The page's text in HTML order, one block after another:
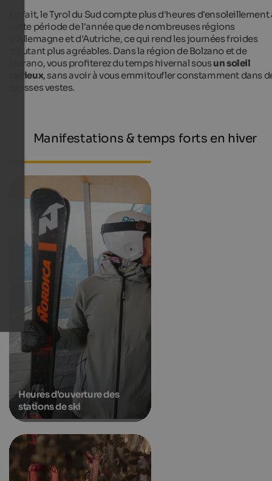
En fait, le Tyrol du Sud compte plus d'heures d'ensoleillement
cette période de l'année que de nombreuses régions
d'Allemagne et d'Autriche, ce qui rend les journées froides
d'autant plus agréables. Dans la région de Bolzano et de
Merano, vous profiterez du temps hivernal sousun soleil
radieux, sans avoir à vous emmitoufler constamment dans
grosses vestes.
Manifestations & temps forts en hiver
Heures d'ouverture des
stations de ski